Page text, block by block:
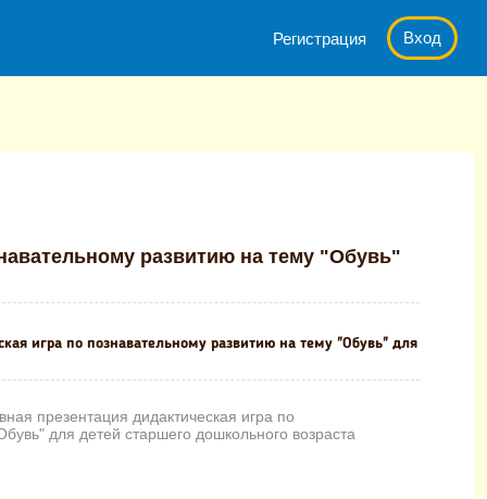
Регистрация Вход
развитию на тему "Обувь"
игра по познавательному развитию на тему "Обувь" для
презентация дидактическая игра по
для детей старшего дошкольного возраста